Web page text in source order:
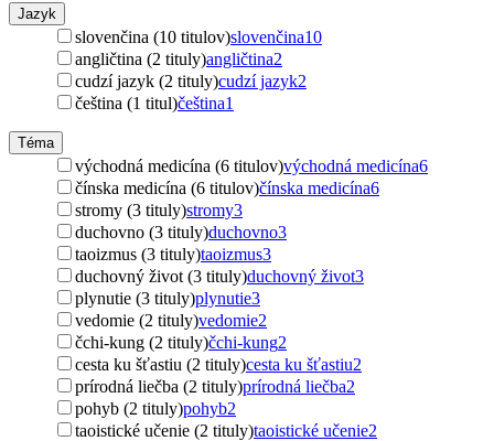
Jazyk
slovenčina (10 titulov)slovenčina10
angličtina (2 tituly)angličtina2
cudzí jazyk (2 tituly)cudzí jazyk2
čeština (1 titul)čeština1
Téma
východná medicína (6 titulov)východná medicína6
čínska medicína (6 titulov)čínska medicína6
stromy (3 tituly)stromy3
duchovno (3 tituly)duchovno3
taoizmus (3 tituly)taoizmus3
duchovný život (3 tituly)duchovný život3
plynutie (3 tituly)plynutie3
vedomie (2 tituly)vedomie2
čchi-kung (2 tituly)čchi-kung2
cesta ku šťastiu (2 tituly)cesta ku šťastiu2
prírodná liečba (2 tituly)prírodná liečba2
pohyb (2 tituly)pohyb2
taoistické učenie (2 tituly)taoistické učenie2